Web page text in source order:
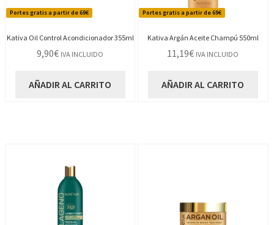
Portes gratis a partir de 69€
Kativa Oil Control Acondicionador 355ml
9,90€ IVA INCLUIDO
AÑADIR AL CARRITO
Portes gratis a partir de 69€
Kativa Argán Aceite Champú 550ml
11,19€ IVA INCLUIDO
AÑADIR AL CARRITO